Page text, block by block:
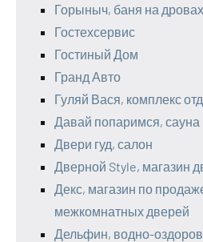
Горыныч, баня на дровах
Гостехсервис
Гостиный Дом
Гранд Авто
Гуляй Вася, комплекс
Давай попаримся, сауна
Двери гуд, салон
Дверной Style, магазин
Декс, магазин по
межкомнатных дверей
Дельфин, водно-